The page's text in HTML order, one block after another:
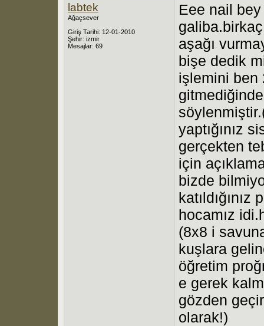
labtek
Ağaçsever
Giriş Tarihi: 12-01-2010
Şehir: izmir
Mesajlar: 69
Eee nail
aşağı
bişe dedik
işlemini ben
yaptığınız
gerçekten
için
bizde
hocamız
(8x8 i
kuşlara
öğretim
e gerek
gözden
olarak!)